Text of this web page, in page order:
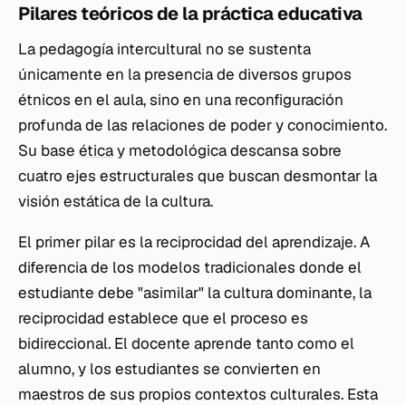
Pilares teóricos de la práctica educativa
La pedagogía intercultural no se sustenta
únicamente en la presencia de diversos grupos
étnicos en el aula, sino en una reconfiguración
profunda de las relaciones de poder y conocimiento.
Su base éticay metodológica descansa sobre
cuatro ejes estructurales que buscan desmontar la
visión estática de la cultura.
El primer pilar es la reciprocidad del aprendizaje. A
diferencia de los modelos tradicionales donde el
estudiante debe "asimilar" la cultura dominante, la
reciprocidad establece que el proceso es
bidireccional. El docente aprende tanto como el
alumno, y los estudiantes se convierten en
maestros de sus propios contextos culturales. Esta